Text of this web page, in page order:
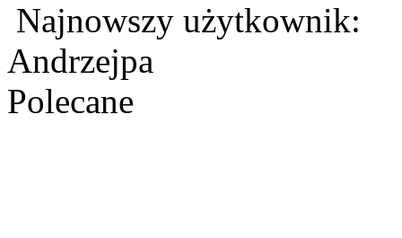
Najnowszy użytkownik:
Andrzejpa
Polecane